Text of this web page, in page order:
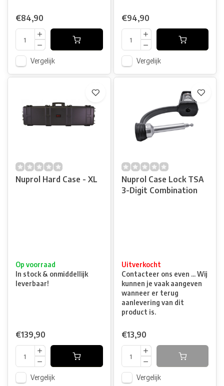
€84,90
Vergelijk
€94,90
Vergelijk
Nuprol Hard Case - XL
Op voorraad
In stock & onmiddellijk
leverbaar!
€139,90
Vergelijk
Nuprol Case Lock TSA
3-Digit Combination
Uitverkocht
Contacteer ons even ... Wij
kunnen je vaak aangeven
wanneer er terug
aanlevering van dit
product is.
€13,90
Vergelijk